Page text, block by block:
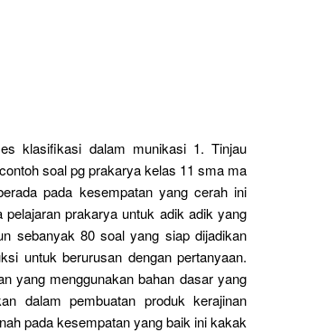
klasifikasi dalam munikasi 1. Tinjau
soal pg prakarya kelas 11 sma ma
pada kesempatan yang cerah ini
prakarya untuk adik adik yang
sebanyak 80 soal yang siap dijadikan
untuk berurusan dengan pertanyaan.
yang menggunakan bahan dasar yang
dalam pembuatan produk kerajinan
pada kesempatan yang baik ini kakak